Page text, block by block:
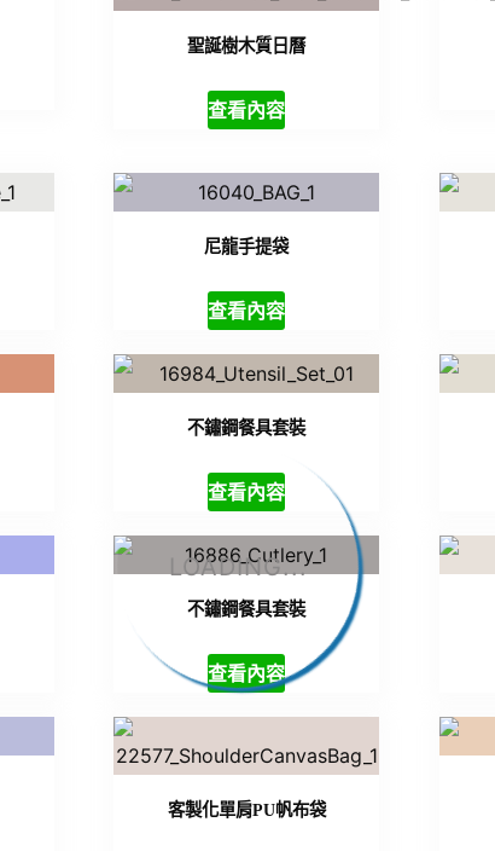
LOADING...
聖誕樹木質日曆
查看內容
尼龍手提袋
查看內容
不鏽鋼餐具套裝
查看內容
不鏽鋼餐具套裝
查看內容
客製化單肩PU帆布袋